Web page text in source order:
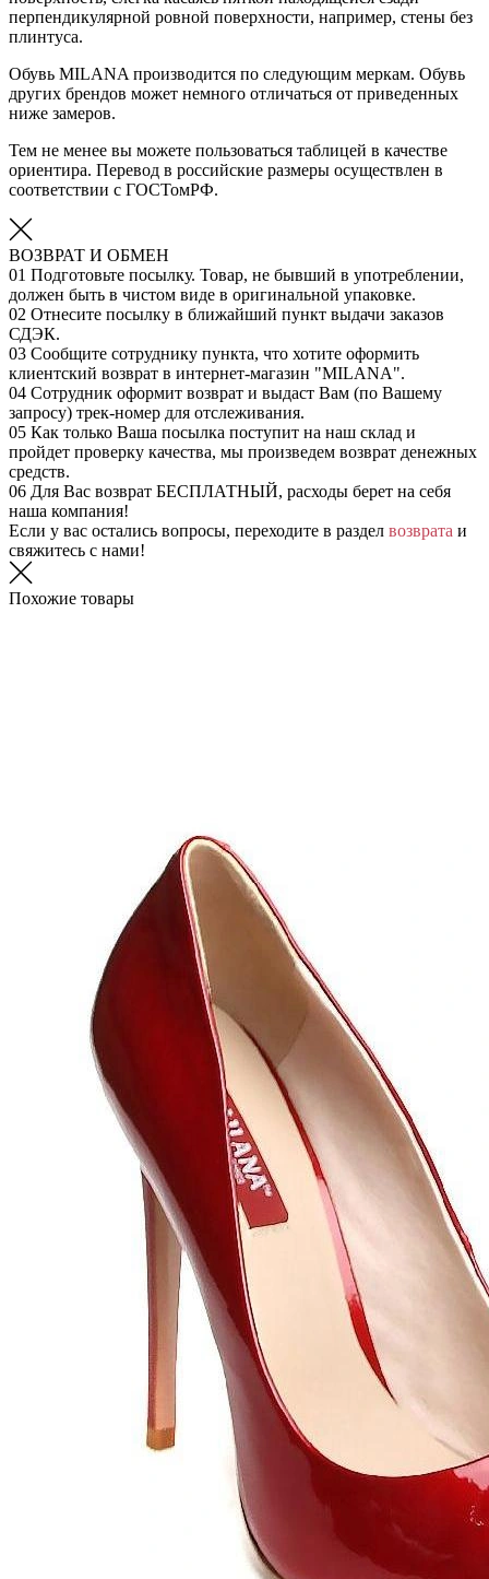
перпендикулярной ровной поверхности, например, стены без
плинтуса.
Обувь MILANA производится по следующим меркам. Обувь
других брендов может немного отличаться от приведенных
ниже замеров.
Тем не менее вы можете пользоваться таблицей в качестве
ориентира. Перевод в российские размеры осуществлен в
соответствии с ГОСТомРФ.
ВОЗВРАТ И ОБМЕН
01 Подготовьте посылку. Товар, не бывший в употреблении,
должен быть в чистом виде в оригинальной упаковке.
02 Отнесите посылку в ближайший пункт выдачи заказов
СДЭК.
03 Сообщите сотруднику пункта, что хотите оформить
клиентский возврат в интернет-магазин "MILANA".
04 Сотрудник оформит возврат и выдаст Вам (по Вашему
запросу) трек-номер для отслеживания.
05 Как только Ваша посылка поступит на наш склад и
пройдет проверку качества, мы произведем возврат денежных
средств.
06 Для Вас возврат БЕСПЛАТНЫЙ, расходы берет на себя
наша компания!
Если у вас остались вопросы, переходите в раздел возврата и
свяжитесь с нами!
Похожие товары